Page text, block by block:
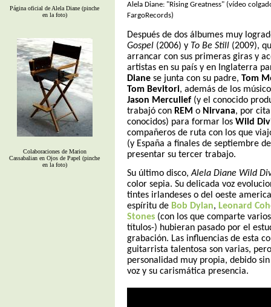
Página oficial de Alela Diane (pinche
en la foto)
Colaboraciones de Marion
Cassabalian en Ojos de Papel (pinche
en la foto)
Alela Diane: "Rising Greatness" (vídeo
FargoRecords)
Después de dos álbumes muy
Gospel (2006) y To Be Still (2009),
arrancar con sus primeras giras y
artistas en su país y en Inglaterra
Diane se junta con su padre, Tom
Tom Bevitori, además de los
Jason Merculief (y el conocido
trabajó con REM o Nirvana, por
conocidos) para formar los Wild
compañeros de ruta con los que
(y España a finales de septiembre
presentar su tercer trabajo.
Su último disco,Alela Diane Wild
color sepia. Su delicada voz
tintes irlandeses o del oeste
espíritu de Bob Dylan, Leonard
Stones (con los que comparte
títulos-) hubieran pasado por el
grabación. Las influencias de esta
guitarrista talentosa son varias,
personalidad muy propia, debido
voz y su carismática presencia.